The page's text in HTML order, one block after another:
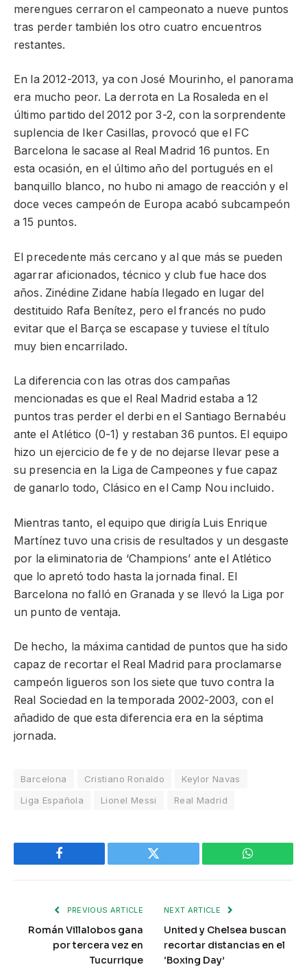
merengues cerraron el campeonato a nueve puntos
tras perder también los otro cuatro encuentros
restantes.
En la 2012-2013, ya con José Mourinho, el panorama
era mucho peor. La derrota en La Rosaleda en el
último partido del 2012 por 3-2, con la sorprendente
suplencia de Iker Casillas, provocó que el FC
Barcelona le sacase al Real Madrid 16 puntos. En
esta ocasión, en el último año del portugués en el
banquillo blanco, no hubo ni amago de reacción y el
doce veces campeón de Europa acabó subcampeón
a 15 puntos.
El precedente más cercano y al que más se pueden
agarrar aficionados, técnico y club fue hace dos
años. Zinédine Zidane había llegado en lugar del
destituido Rafa Benítez, pero el francés no pudo
evitar que el Barça se escapase y tuviese el título
muy bien encarrilado.
La diferencia con las otras dos campañas
mencionadas es que el Real Madrid estaba a 12
puntos tras perder el derbi en el Santiago Bernabéu
ante el Atlético (0-1) y restaban 36 puntos. El equipo
hizo un ejercicio de fe y de no dejarse llevar pese a
su presencia en la Liga de Campeones y fue capaz
de ganarlo todo, Clásico en el Camp Nou incluido.
Mientras tanto, el equipo que dirigía Luis Enrique
Martínez tuvo una crisis de resultados y un desgaste
por la eliminatoria de ‘Champions’ ante el Atlético
que lo apretó todo hasta la jornada final. El
Barcelona no falló en Granada y se llevó la Liga por
un punto de ventaja.
De hecho, la máxima cantidad de puntos que ha sido
capaz de recortar el Real Madrid para proclamarse
campeón ligueros son los siete que tuvo contra la
Real Sociedad en la temporada 2002-2003, con el
añadido de que esta diferencia era en la séptima
jornada.
Barcelona Cristiano Ronaldo
Keylor Navas
Liga Española
Lionel Messi Real Madrid
Facebook Twitter WhatsApp
PREVIOUS ARTICLE
Román Villalobos gana
por tercera vez en
Tucurrique
NEXT ARTICLE
United y Chelsea buscan
recortar distancias en el
‘Boxing Day’